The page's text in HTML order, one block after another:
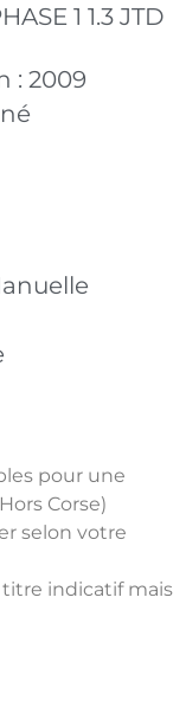
1 1.3 JTD
: 2009
pour une
Corse)
selon votre
titre indicatif mais